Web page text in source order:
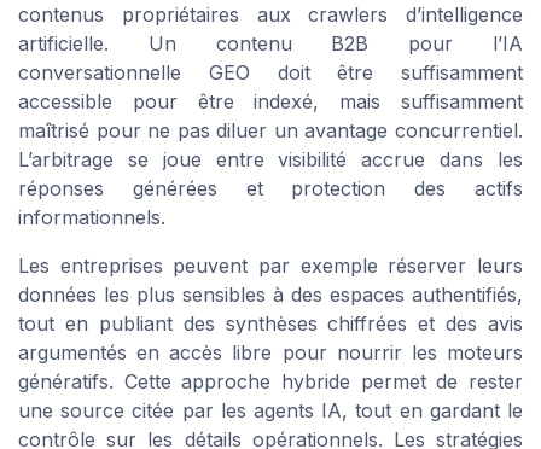
contenus propriétaires aux crawlers d’intelligence
artificielle. Un contenu B2B pour l’IA
conversationnelle GEO doit être suffisamment
accessible pour être indexé, mais suffisamment
maîtrisé pour ne pas diluer un avantage concurrentiel.
L’arbitrage se joue entre visibilité accrue dans les
réponses générées et protection des actifs
informationnels.
Les entreprises peuvent par exemple réserver leurs
données les plus sensibles à des espaces authentifiés,
tout en publiant des synthèses chiffrées et des avis
argumentés en accès libre pour nourrir les moteurs
génératifs. Cette approche hybride permet de rester
une source citée par les agents IA, tout en gardant le
contrôle sur les détails opérationnels. Les stratégies